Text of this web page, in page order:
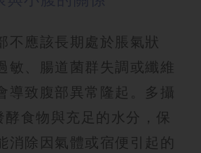
不應該長期處於脹氣狀
敏、腸道菌群失調或纖維
導致腹部異常隆起。多攝
酵食物與充足的水分，保
消除因氣體或宿便引起的